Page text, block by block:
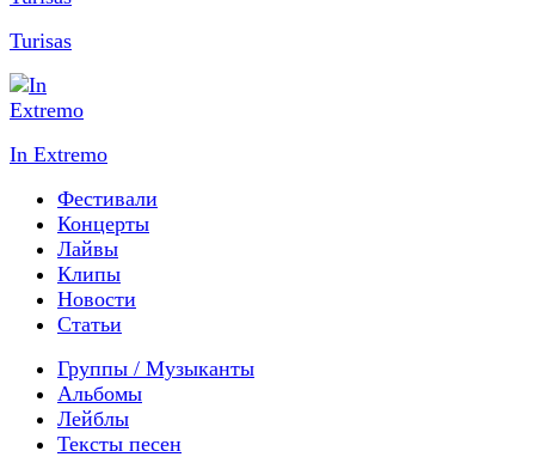
Turisas
In Extremo
Фестивали
Концерты
Лайвы
Клипы
Новости
Статьи
Группы / Музыканты
Альбомы
Лейблы
Тексты песен